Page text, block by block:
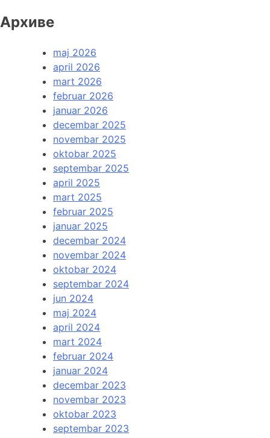
Архиве
maj 2026
april 2026
mart 2026
februar 2026
januar 2026
decembar 2025
novembar 2025
oktobar 2025
septembar 2025
april 2025
mart 2025
februar 2025
januar 2025
decembar 2024
novembar 2024
oktobar 2024
septembar 2024
jun 2024
maj 2024
april 2024
mart 2024
februar 2024
januar 2024
decembar 2023
novembar 2023
oktobar 2023
septembar 2023